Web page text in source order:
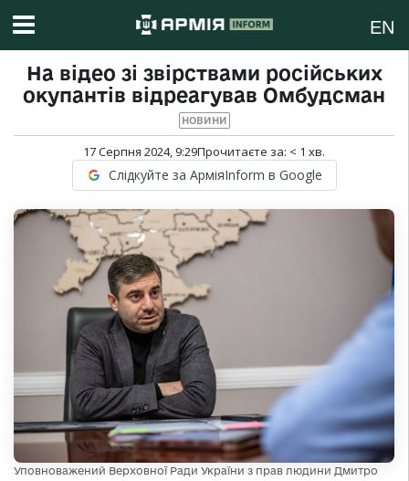
EN
На відео зі звірствами російських
окупантів відреагував Омбудсман
НОВИНИ
17 Серпня 2024, 9:29Прочитаєте за: < 1 хв.
Слідкуйте за АрміяInform в Google
Уповноважений Верховної Ради України з прав людини Дмитро